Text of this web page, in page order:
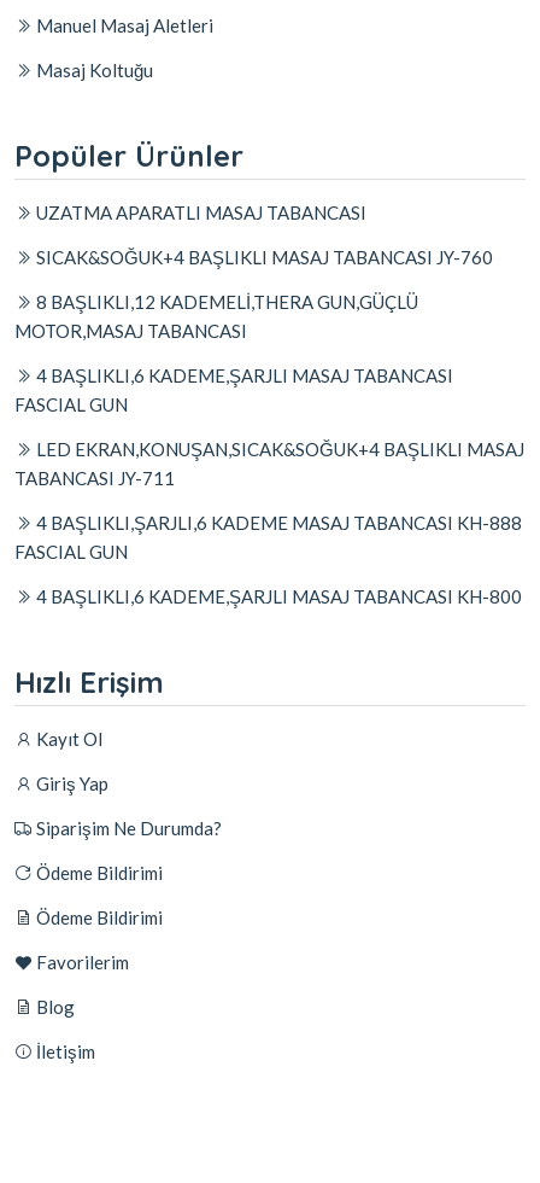
Manuel Masaj Aletleri
Masaj Koltuğu
Popüler Ürünler
UZATMA APARATLI MASAJ TABANCASI
SICAK&SOĞUK+4 BAŞLIKLI MASAJ TABANCASI JY-760
8 BAŞLIKLI,12 KADEMELİ,THERA GUN,GÜÇLÜ
MOTOR,MASAJ TABANCASI
4 BAŞLIKLI,6 KADEME,ŞARJLI MASAJ TABANCASI
FASCIAL GUN
LED EKRAN,KONUŞAN,SICAK&SOĞUK+4 BAŞLIKLI MASAJ
TABANCASI JY-711
4 BAŞLIKLI,ŞARJLI,6 KADEME MASAJ TABANCASI KH-888
FASCIAL GUN
4 BAŞLIKLI,6 KADEME,ŞARJLI MASAJ TABANCASI KH-800
Hızlı Erişim
Kayıt Ol
Giriş Yap
Siparişim Ne Durumda?
Ödeme Bildirimi
Ödeme Bildirimi
Favorilerim
Blog
İletişim